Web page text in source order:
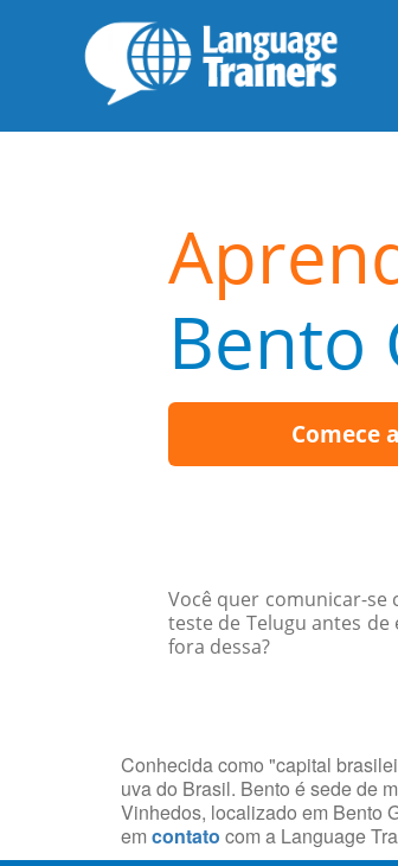
Bento
Comece
Você quer comunicar-se
teste de Telugu antes
fora dessa?
Conhecida como "capital
uva do Brasil. Bento é sede de
Vinhedos, localizado em Bento
em contato com a Language